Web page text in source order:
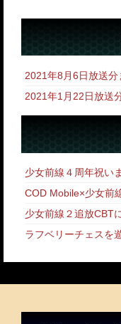
2021年8月6日放送分
2021年1月22日放送
少女前線４周年祝い
COD Mobile×少女前
少女前線２追放CBT
ラフベリーチェスを